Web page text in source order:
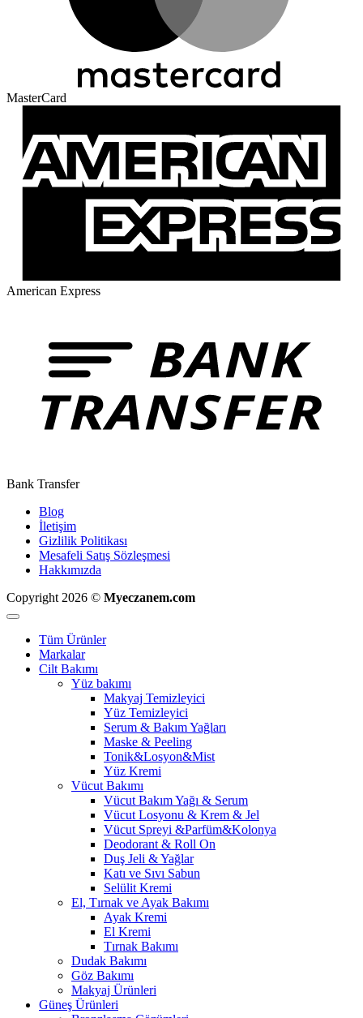
MasterCard
American Express
Bank Transfer
Blog
İletişim
Gizlilik Politikası
Mesafeli Satış Sözleşmesi
Hakkımızda
Copyright 2026 © Myeczanem.com
Tüm Ürünler
Markalar
Cilt Bakımı
Yüz bakımı
Makyaj Temizleyici
Yüz Temizleyici
Serum & Bakım Yağları
Maske & Peeling
Tonik&Losyon&Mist
Yüz Kremi
Vücut Bakımı
Vücut Bakım Yağı & Serum
Vücut Losyonu & Krem & Jel
Vücut Spreyi &Parfüm&Kolonya
Deodorant & Roll On
Duş Jeli & Yağlar
Katı ve Sıvı Sabun
Selülit Kremi
El, Tırnak ve Ayak Bakımı
Ayak Kremi
El Kremi
Tırnak Bakımı
Dudak Bakımı
Göz Bakımı
Makyaj Ürünleri
Güneş Ürünleri